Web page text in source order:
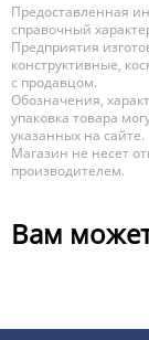
Предоставленная
справочный
Предприятия
конструктивные,
с продавцом.
Обозначения,
упаковка товара
указанных на сайте.
Магазин не несет
производителем.
Вам